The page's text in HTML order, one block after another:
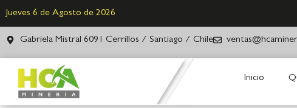
Jueves 6 de Agosto de 2026
Gabriela Mistral 6091 Cerrillos / Santiago / Chile
Inicio